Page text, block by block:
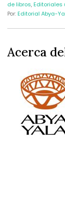
de libros, Editoriales
Por: Editorial Abya-
Acerca